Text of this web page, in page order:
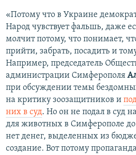
«Потому что в Украине
Народ чувствует фальшь, даже
молчит потому, что понимает,
прийти, забрать, посадить и
Например, председатель
администрации Симферополя
при обсуждении темы
на критику зоозащитников и
них в суд. Но он не подал в суд
для животных в Симферополе
нет денег, выделенных из
создание. Вот потому